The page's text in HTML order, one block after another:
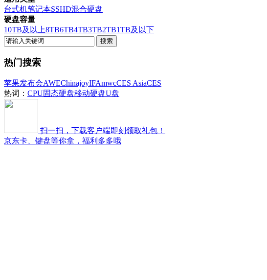
台式机笔记本SSHD混合硬盘
硬盘容量
10TB及以上8TB6TB4TB3TB2TB1TB及以下
热门搜索
苹果发布会AWEChinajoyIFAmwcCES AsiaCES
热词： CPU固态硬盘移动硬盘U盘
扫一扫，下载客户端即刻领取礼包！
京东卡、键盘等你拿，福利多多哦